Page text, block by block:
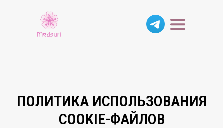
ПОЛИТИКА ИСПОЛЬЗОВАНИЯ
COOKIE-ФАЙЛОВ